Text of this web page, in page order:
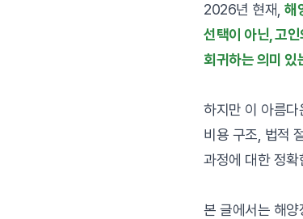
2026년 현재,해
선택이 아닌, 고
회귀하는 의미 있
하지만 이 아름
비용 구조, 법적
과정에 대한 정
본 글에서는 해